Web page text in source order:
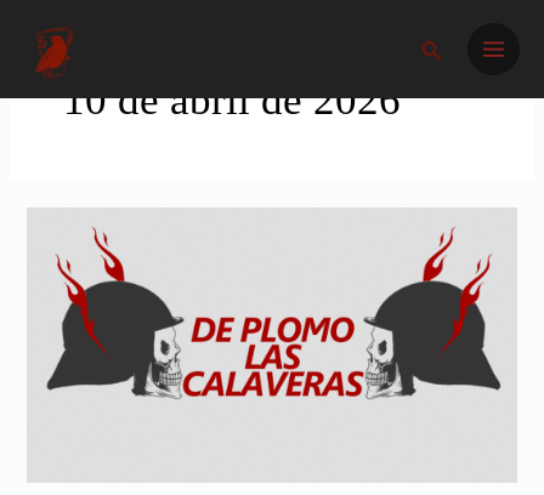
contenido
Buscar
10 de abril de 2026
plomo
las
calaveras